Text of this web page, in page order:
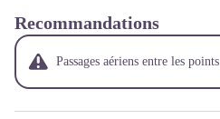
Recommandations
Passages aériens entre les points